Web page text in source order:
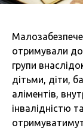
отримували
групи
дітьми, діти,
аліментів,
інвалідністю